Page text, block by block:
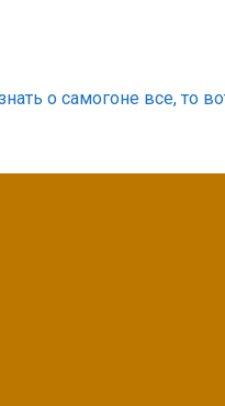
о самогоне все, то